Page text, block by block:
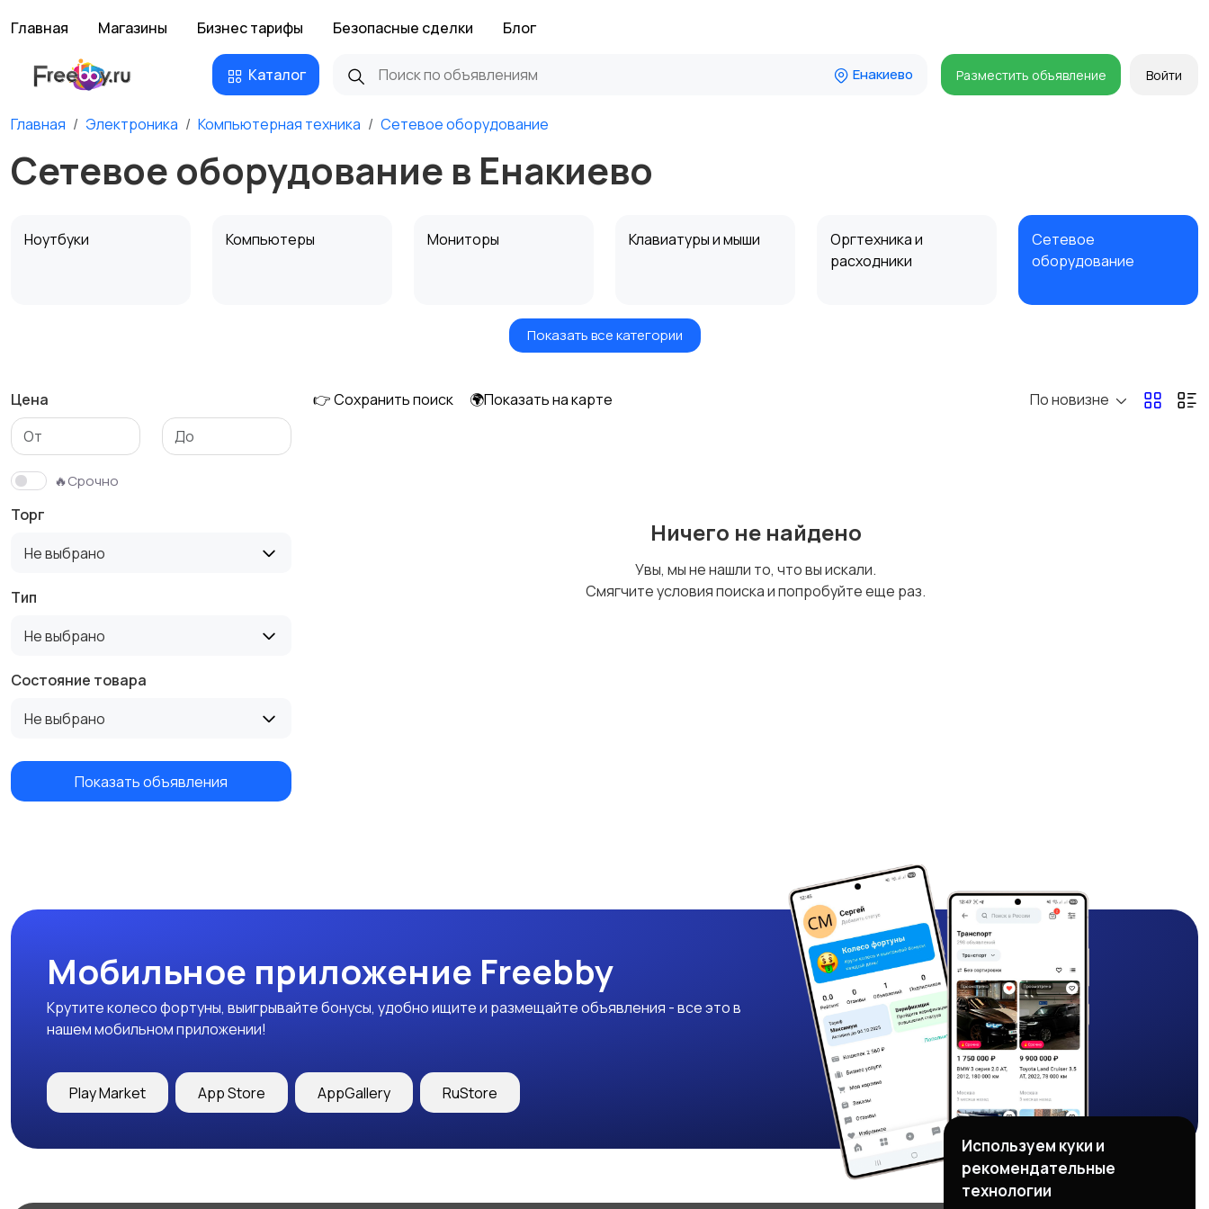
Главная Магазины Бизнес тарифы Безопасные сделки Блог
Каталог Енакиево Разместить объявление Войти
Главная Электроника Компьютерная техника Сетевое оборудование
Сетевое оборудование в Енакиево
Ноутбуки Компьютеры Мониторы Клавиатуры и мыши
Оргтехника и
расходники
Сетевое
оборудование
Программное
Рули, джойстики,
Показать все категории
Цена
🔥Срочно
Торг
Не выбрано
Тип
Не выбрано
Состояние товара
Не выбрано
Показать объявления
👉 Сохранить поиск 🌍Показать на карте По новизне
Ничего не найдено
Увы, мы не нашли то, что вы искали.
Смягчите условия поиска и попробуйте еще раз.
Мобильное приложение Freebby
Крутите колесо фортуны, выигрывайте бонусы, удобно ищите и размещайте объявления - все это в
нашем мобильном приложении!
Play Market App Store AppGallery RuStore
Используем куки и
рекомендательные
технологии